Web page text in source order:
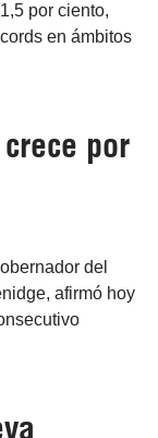
por ciento,
en ámbitos
por
del
afirmó hoy